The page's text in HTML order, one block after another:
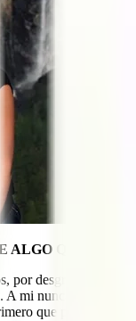
QUE
desgracia, no
nunca me
que pensé, en